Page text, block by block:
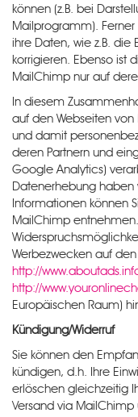
können (z.B. bei
Mailprogramm).
ihre Daten, wie z.B. die
korrigieren. Ebenso ist
MailChimp nur auf
In diesem
auf den Webseiten
und damit
deren Partnern und
Google Analytics)
Datenerhebung haben
Informationen können
MailChimp
Werbezwecken auf
http://
http://
Europäischen Raum)
Kündigung/Widerruf
Sie können den
kündigen, d.h. Ihre
erlöschen gleichzeitig
Versand via MailChimp